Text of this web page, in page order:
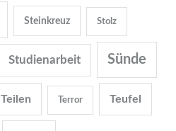
Steinkreuz Stolz
Studienarbeit Sünde
Teilen Terror Teufel